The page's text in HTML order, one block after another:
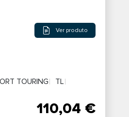
Ver produto
TOURING TL
110,04 €